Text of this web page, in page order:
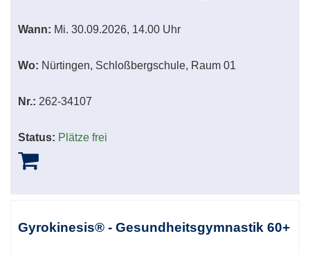
Wann: Mi. 30.09.2026, 14.00 Uhr
Wo: Nürtingen, Schloßbergschule, Raum 01
Nr.: 262-34107
Status: Plätze frei
Gyrokinesis® - Gesundheitsgymnastik 60+